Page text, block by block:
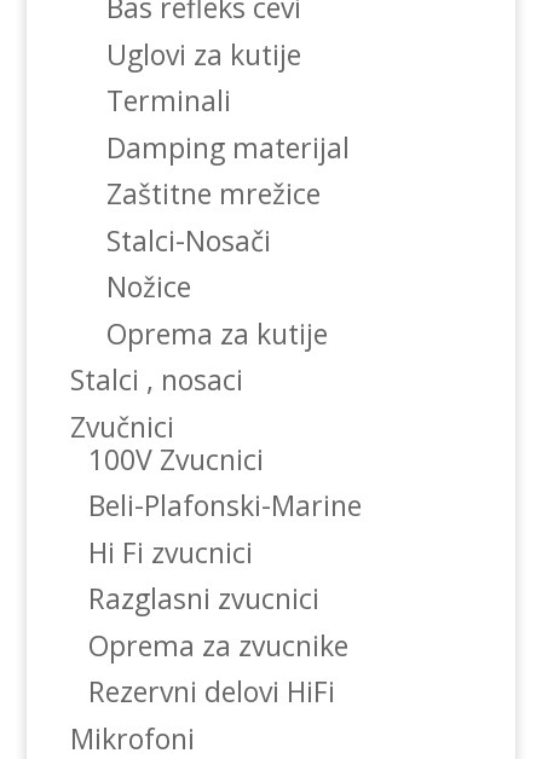
Uglovi za kutije
Terminali
Damping materijal
Zaštitne mrežice
Stalci-Nosači
Nožice
Oprema za kutije
Stalci , nosaci
Zvučnici
100V Zvucnici
Beli-Plafonski-Marine
Hi Fi zvucnici
Razglasni zvucnici
Oprema za zvucnike
Rezervni delovi HiFi
Mikrofoni